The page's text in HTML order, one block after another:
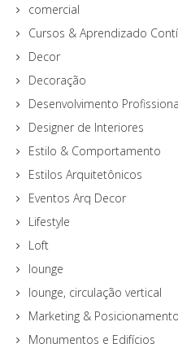
comercial
Cursos & Aprendizado
Decor
Decoração
Desenvolvimento
Designer de Interiores
Estilo & Comportamento
Estilos Arquitetônicos
Eventos Arq Decor
Lifestyle
Loft
lounge
lounge, circulação vertical
Marketing & Posicionamento
Monumentos e Edifícios